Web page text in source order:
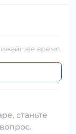
время.
станьте